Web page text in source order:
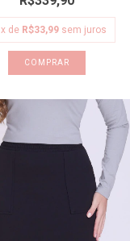
x de R$33,99 sem juros
COMPRAR